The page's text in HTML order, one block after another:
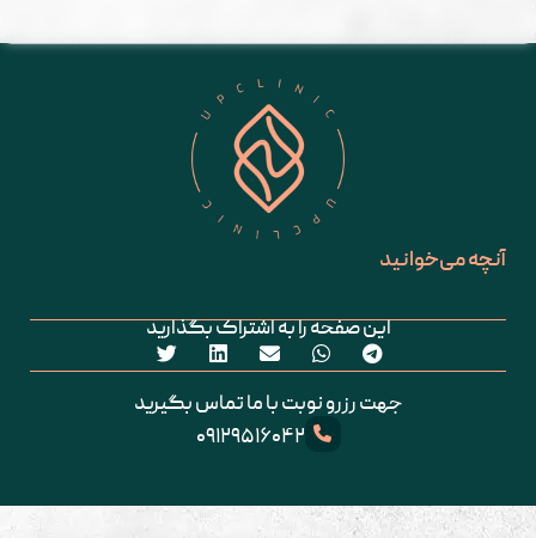
آنچه می‌خوانید
این صفحه را به اشتراک بگذارید
جهت رزرو نوبت با ما تماس بگیرید
۰۹۱۲۹۵۱۶۰۴۲